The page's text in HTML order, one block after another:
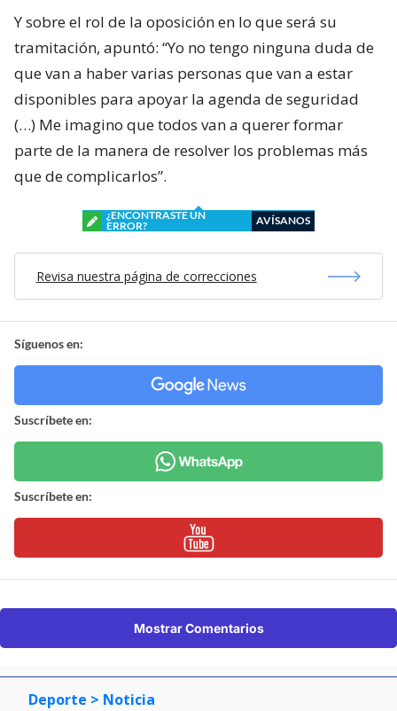
Y sobre el rol de la oposición en lo que será su
tramitación, apuntó: “Yo no tengo ninguna duda de
que van a haber varias personas que van a estar
disponibles para apoyar la agenda de seguridad
(…) Me imagino que todos van a querer formar
parte de la manera de resolver los problemas más
que de complicarlos”.
¿ENCONTRASTE UN
ERROR?
AVÍSANOS
Revisa nuestra página de correcciones
Síguenos en:
Suscríbete en:
Suscríbete en:
Mostrar Comentarios
Deporte > Noticia